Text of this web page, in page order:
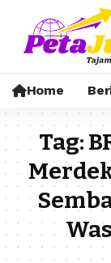
Home
Tag: